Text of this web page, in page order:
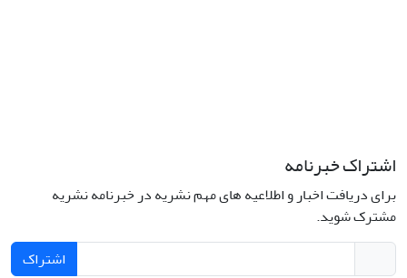
اشتراک خبرنامه
برای دریافت اخبار و اطلاعیه های مهم نشریه در خبرنامه نشریه
مشترک شوید.
اشتراک